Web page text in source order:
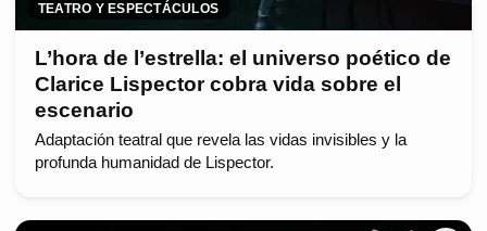
TEATRO Y ESPECTÁCULOS
L’hora de l’estrella: el universo poético de
Clarice Lispector cobra vida sobre el
escenario
Adaptación teatral que revela las vidas invisibles y la
profunda humanidad de Lispector.